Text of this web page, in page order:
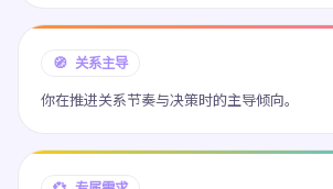
🧭 关系主导
你在推进关系节奏与决策时的主导倾向。